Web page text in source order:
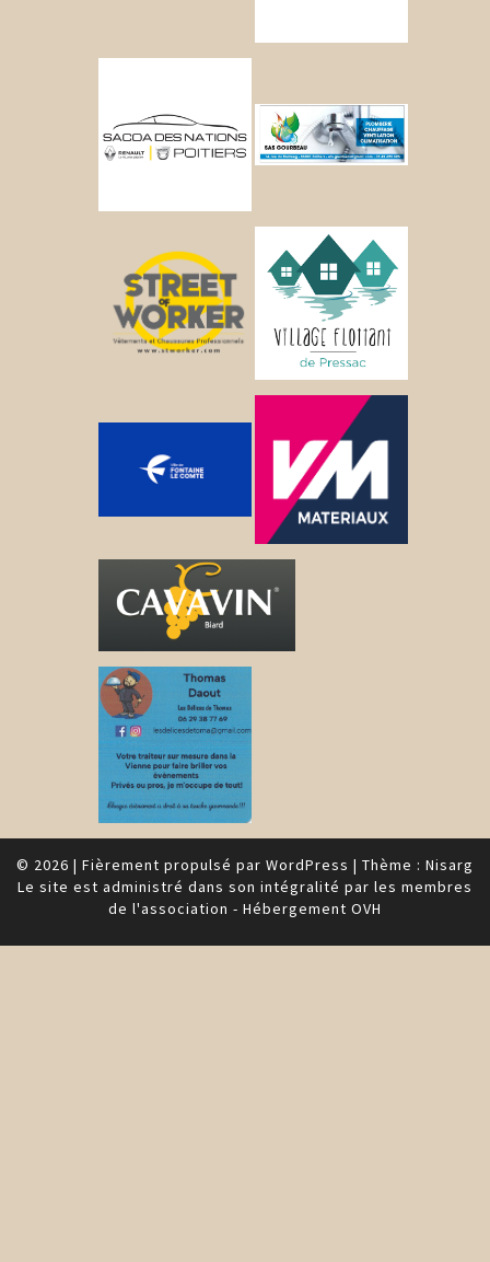
© 2026 | Fièrement propulsé par WordPress | Thème : Nisarg
Le site est administré dans son intégralité par les membres
de l'association - Hébergement OVH